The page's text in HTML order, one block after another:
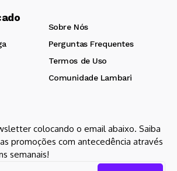
Sobre Nós
Perguntas Frequentes
Termos de Uso
Comunidade Lambari
colocando o email abaixo. Saiba
promoções com antecedência através
semanais!